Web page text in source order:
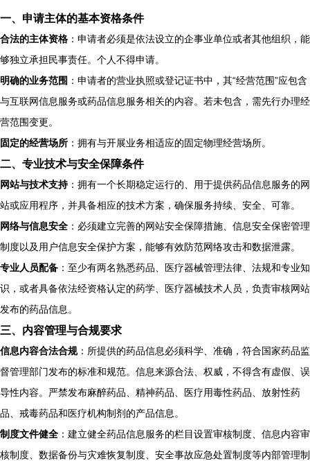
一、申请主体的基本资格条件
合法的主体资格 ：申请者必须是依法设立的企事业单位或者其他组织，能
够独立承担民事责任。个人不得申请。
明确的业务范围 ：申请者的营业执照或登记证书中，其“经营范围”应包含
与互联网信息服务或药品信息服务相关的内容。若未包含，需先行办理经
营范围变更。
固定的经营场所 ：拥有与开展业务相适应的固定物理经营场所。
二、专业技术与安全保障条件
网站与技术支持：拥有一个长期稳定运行的、用于提供药品信息服务的网
站或应用程序，并具备相应的技术方案，确保服务持续、安全、可靠。
网络与信息安全 ：必须建立完善的网站安全保障措施、信息安全保密管理
制度以及用户信息安全保护方案，能够有效防范网络攻击和数据泄露。
专业人员配备 ：至少有两名熟悉药品、医疗器械管理法律、法规和专业知
识，或者具备依法经资格认定的药学、医疗器械技术人员，负责审核网站
发布的药品信息。
三、内容管理与合规要求
信息内容合法合规：所提供的药品信息必须科学、准确，符合国家药品监
督管理部门发布的标准和规范。信息来源合法、权威，不得含有虚假、误
导性内容。严禁发布麻醉药品、精神药品、医疗用毒性药品、放射性药
品、戒毒药品和医疗机构制剂的产品信息。
制度文件健全 ：建立健全药品信息服务的栏目设置审核制度、信息内容审
核制度、数据备份与灾难恢复制度、安全事故应急处置制度等内部管理制